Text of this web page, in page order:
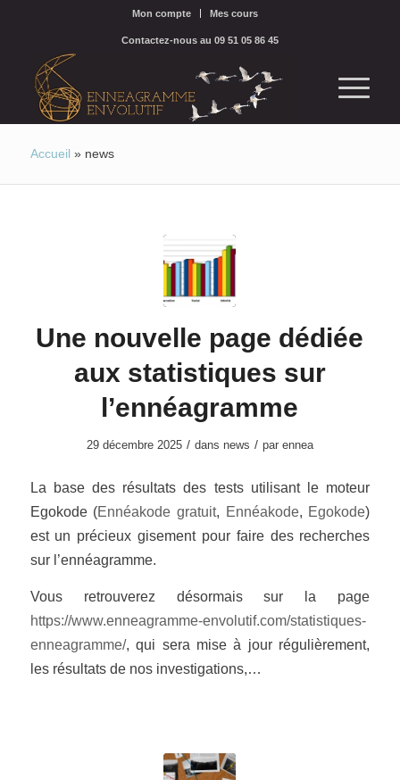
Mon compte Mes cours
Contactez-nous au 09 51 05 86 45
Accueil » news
Une nouvelle page dédiée
aux statistiques sur
l’ennéagramme
29 décembre 2025 / dans news / par ennea
La base des résultats des tests utilisant le moteur
Egokode (Ennéakode gratuit, Ennéakode, Egokode)
est un précieux gisement pour faire des recherches
sur l’ennéagramme.
Vous retrouverez désormais sur la page
https://www.enneagramme-envolutif.com/statistiques-
enneagramme/, qui sera mise à jour régulièrement,
les résultats de nos investigations,…